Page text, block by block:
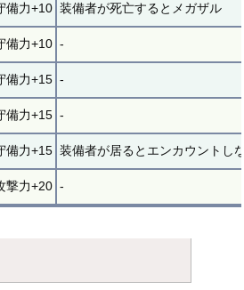
備力+10 装備者が死亡するとメガザル
備力+10 -
備力+15 -
備力+15 -
備力+15 装備者が居るとエンカウントし
撃力+20 -